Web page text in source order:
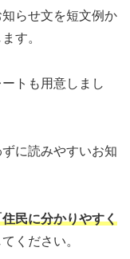
らせ文を短文例か
す。
トも用意しまし
に読みやすいお知
民に分かりやすく
ください。